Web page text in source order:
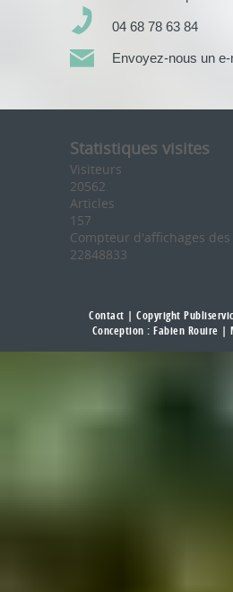
04 68 78 63 84
Envoyez-nous un
Statistiques visites
Visiteurs
20562
Articles
157
Compteur d'affichages
22848833
Contact | Copyright
Conception :Fabien Rouire |